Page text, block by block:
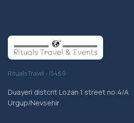
Rituals Travel - 15469
Duayeri distcrit Lozan 1 street no:4/A
Urgup/Nevsehir